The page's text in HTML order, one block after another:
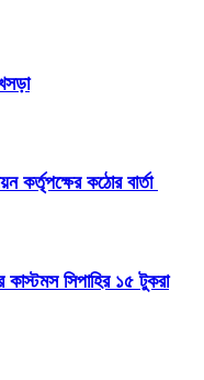
কর্তৃপক্ষের কঠোর বার্তা
সিপাহির ১৫ টুকরা